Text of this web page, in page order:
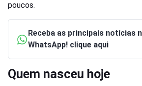
poucos.
Receba as principais notícias
WhatsApp! clique aqui
Quem nasceu hoje